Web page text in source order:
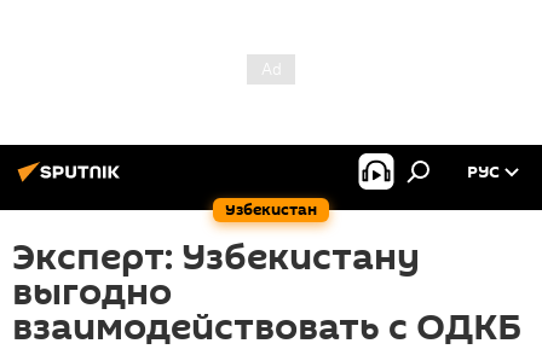
Узбекистан
РУС
Эксперт: Узбекистану
выгодно
взаимодействовать с ОДКБ